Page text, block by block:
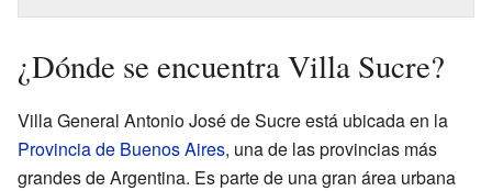
¿Dónde se encuentra Villa Sucre?
Villa General Antonio José de Sucre está ubicada en la
Provincia de Buenos Aires, una de las provincias más
grandes de Argentina. Es parte de una gran área urbana